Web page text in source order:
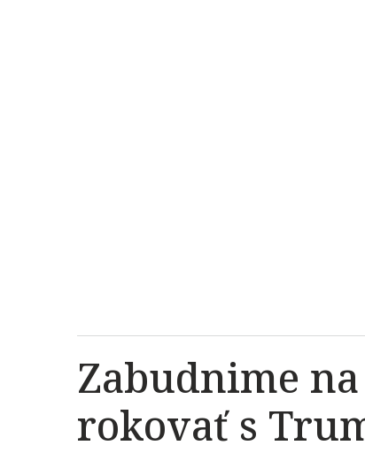
Zabudnime
rokovať s